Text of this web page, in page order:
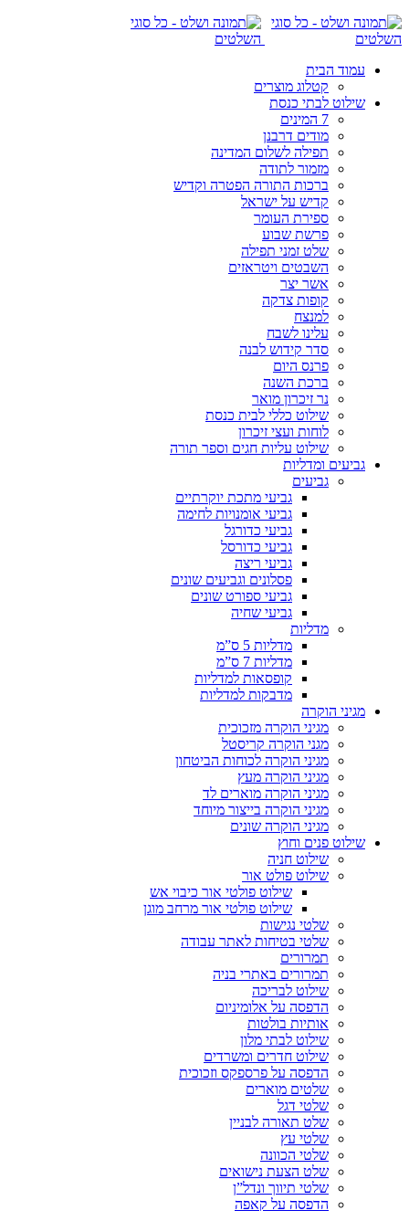
עמוד הבית
קטלוג מוצרים
שילוט לבתי כנסת
7 המינים
מודים דרבנן
תפילה לשלום המדינה
מזמור לתודה
ברכות התורה הפטרה וקדיש
קדיש על ישראל
ספירת העומר
פרשת שבוע
שלט זמני תפילה
השבטים ויטראזים
אשר יצר
קופות צדקה
למנצח
עלינו לשבח
סדר קידוש לבנה
פרנס היום
ברכת השנה
נר זיכרון מואר
שילוט כללי לבית כנסת
לוחות ועצי זיכרון
שילוט עליות חגים וספר תורה
גביעים ומדליות
גביעים
גביעי מתכת יוקרתיים
גביעי אומנויות לחימה
גביעי כדורגל
גביעי כדורסל
גביעי ריצה
פסלונים וגביעים שונים
גביעי ספורט שונים
גביעי שחיה
מדליות
מדליות 5 ס”מ
מדליות 7 ס”מ
קופסאות למדליות
מדבקות למדליות
מגיני הוקרה
מגיני הוקרה מזכוכית
מגני הוקרה קריסטל
מגיני הוקרה לכוחות הביטחון
מגיני הוקרה מעץ
מגיני הוקרה מוארים לד
מגיני הוקרה בייצור מיוחד
מגיני הוקרה שונים
שילוט פנים וחוץ
שילוט חניה
שילוט פולט אור
שילוט פולטי אור כיבוי אש
שילוט פולטי אור מרחב מוגן
שלטי נגישות
שלטי בטיחות לאתר עבודה
תמרורים
תמרורים באתרי בניה
שילוט לבריכה
הדפסה על אלומיניום
אותיות בולטות
שילוט לבתי מלון
שילוט חדרים ומשרדים
הדפסה על פרספקס וזכוכית
שלטים מוארים
שלטי דגל
שלט תאורה לבניין
שלטי עץ
שלטי הכוונה
שלט הצעת נישואים
שלטי תיווך ונדל”ן
הדפסה על קאפה